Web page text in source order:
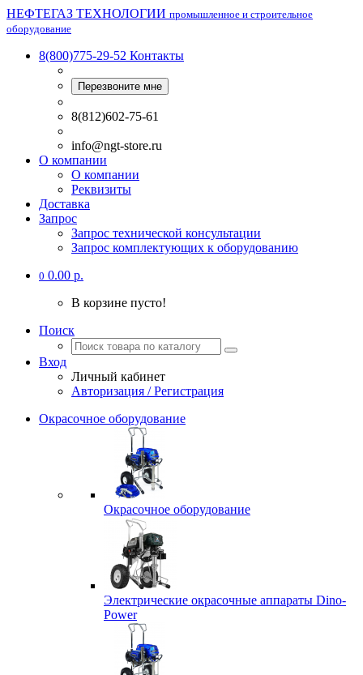
НЕФТЕГАЗ ТЕХНОЛОГИИ промышленное и строительное
оборудование
8(800)775-29-52 Контакты
Перезвоните мне
8(812)602-75-61
info@ngt-store.ru
О компании
О компании
Реквизиты
Доставка
Запрос
Запрос технической консультации
Запрос комплектующих к оборудованию
0 0.00 р.
В корзине пусто!
Поиск
Вход
Личный кабинет
Авторизация / Регистрация
Окрасочное оборудование
Окрасочное оборудование
Электрические окрасочные аппараты Dino-
Power